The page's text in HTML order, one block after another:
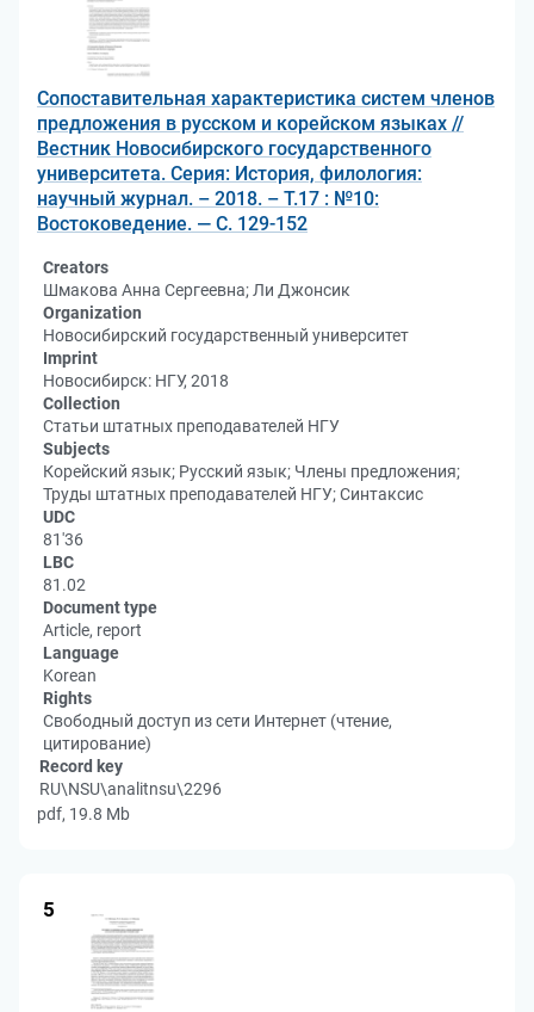
Сопоставительная характеристика систем членов
предложения в русском и корейском языках //
Вестник Новосибирского государственного
университета. Серия: История, филология:
научный журнал. – 2018. – Т.17 : №10:
Востоковедение. — С. 129-152
Creators
Шмакова Анна Сергеевна; Ли Джонсик
Organization
Новосибирский государственный университет
Imprint
Новосибирск: НГУ, 2018
Collection
Статьи штатных преподавателей НГУ
Subjects
Корейский язык; Русский язык; Члены предложения;
Труды штатных преподавателей НГУ; Синтаксис
UDC
81'36
LBC
81.02
Document type
Article, report
Language
Korean
Rights
Свободный доступ из сети Интернет (чтение,
цитирование)
Record key
RU\NSU\analitnsu\2296
pdf, 19.8 Mb
5